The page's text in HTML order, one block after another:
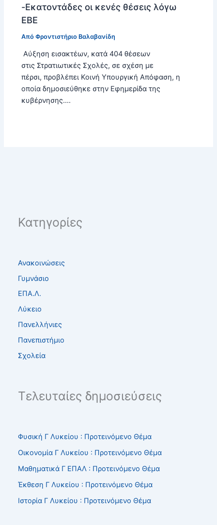
-Εκατοντάδες οι κενές θέσεις λόγω
ΕΒΕ
ΑπόΦροντιστήριο Βαλαβανίδη
Αύξηση εισακτέων, κατά 404 θέσεων
στις Στρατιωτικές Σχολές, σε σχέση με
πέρσι, προβλέπει Κοινή Υπουργική Απόφαση, η
οποία δημοσιεύθηκε στην Εφημερίδα της
κυβέρνησης.…
Κατηγορίες
Ανακοινώσεις
Γυμνάσιο
ΕΠΑ.Λ.
Λύκειο
Πανελλήνιες
Πανεπιστήμιο
Σχολεία
Τελευταίες δημοσιεύσεις
Φυσική Γ Λυκείου : Προτεινόμενο Θέμα
Οικονομία Γ Λυκείου : Προτεινόμενο Θέμα
Μαθηματικά Γ ΕΠΑΛ : Προτεινόμενο Θέμα
Έκθεση Γ Λυκείου : Προτεινόμενο Θέμα
Ιστορία Γ Λυκείου : Προτεινόμενο Θέμα